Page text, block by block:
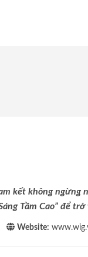
kết không ngừng
Tầm Cao” để
Website: